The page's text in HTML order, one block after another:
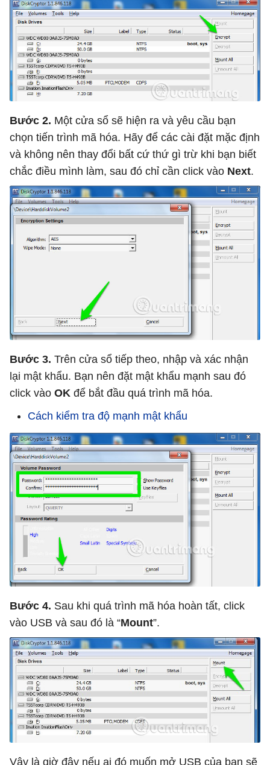
Bước 2. Một cửa sổ sẽ hiện ra và yêu cầu bạn
chọn tiến trình mã hóa. Hãy để các cài đặt mặc định
và không nên thay đổi bất cứ thứ gì trừ khi bạn biết
chắc điều mình làm, sau đó chỉ cần click vào Next.
Bước 3. Trên cửa sổ tiếp theo, nhập và xác nhận
lại mật khẩu. Bạn nên đặt mật khẩu mạnh sau đó
click vào OK để bắt đầu quá trình mã hóa.
Cách kiểm tra độ mạnh mật khẩu
Bước 4. Sau khi quá trình mã hóa hoàn tất, click
vào USB và sau đó là “Mount”.
Vậy là giờ đây nếu ai đó muốn mở USB của bạn sẽ